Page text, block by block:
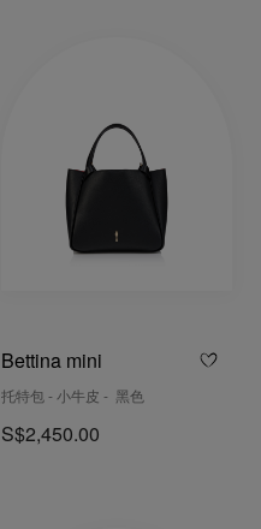
Bettina mini
托特包 - 小牛皮 - 黑色
S$2,450.00